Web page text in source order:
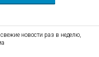
новости раз в неделю,